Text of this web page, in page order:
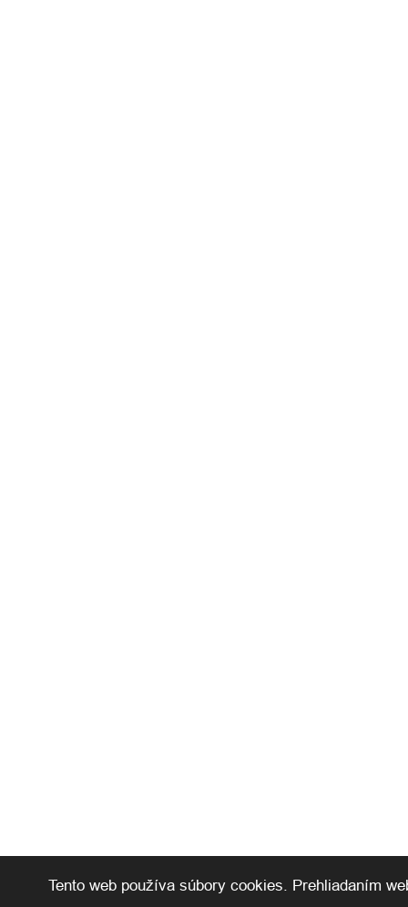
Tento web používa súbory cookies. Prehliadaním